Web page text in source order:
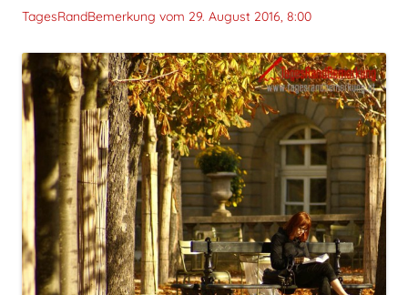
TagesRandBemerkung vom 29. August 2016, 8:00